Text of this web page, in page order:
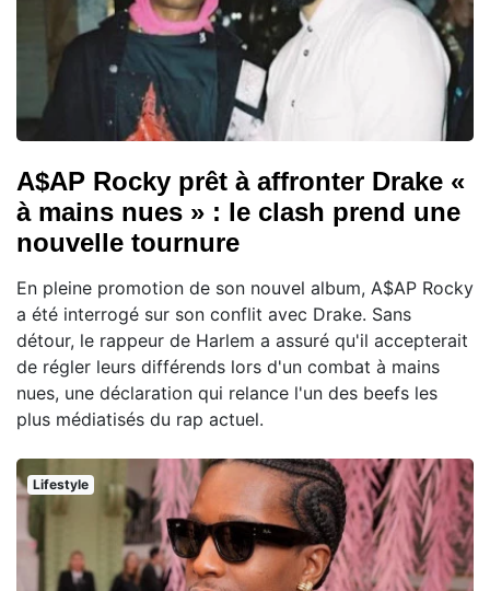
A$AP Rocky prêt à affronter Drake «
à mains nues » : le clash prend une
nouvelle tournure
En pleine promotion de son nouvel album, A$AP Rocky
a été interrogé sur son conflit avec Drake. Sans
détour, le rappeur de Harlem a assuré qu'il accepterait
de régler leurs différends lors d'un combat à mains
nues, une déclaration qui relance l'un des beefs les
plus médiatisés du rap actuel.
Lifestyle